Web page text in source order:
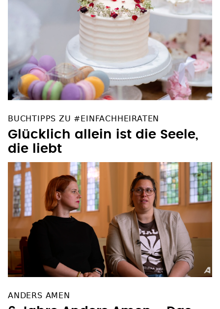
Glücklich allein ist die Seele,
die liebt
6 Jahre Anders Amen - Das